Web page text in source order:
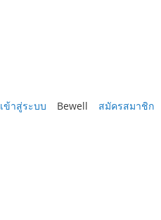
เข้าสู่ระบบ Bewell สมัครสมาชิก